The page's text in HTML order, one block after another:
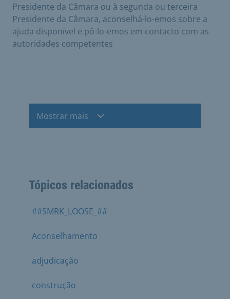
Presidente da Câmara ou à segunda ou terceira
Presidente da Câmara, aconselhá-lo-emos sobre a
ajuda disponível e pô-lo-emos em contacto com as
autoridades competentes
Mostrar mais
Tópicos relacionados
##SMRK_LOOSE_##
Aconselhamento
adjudicação
construção